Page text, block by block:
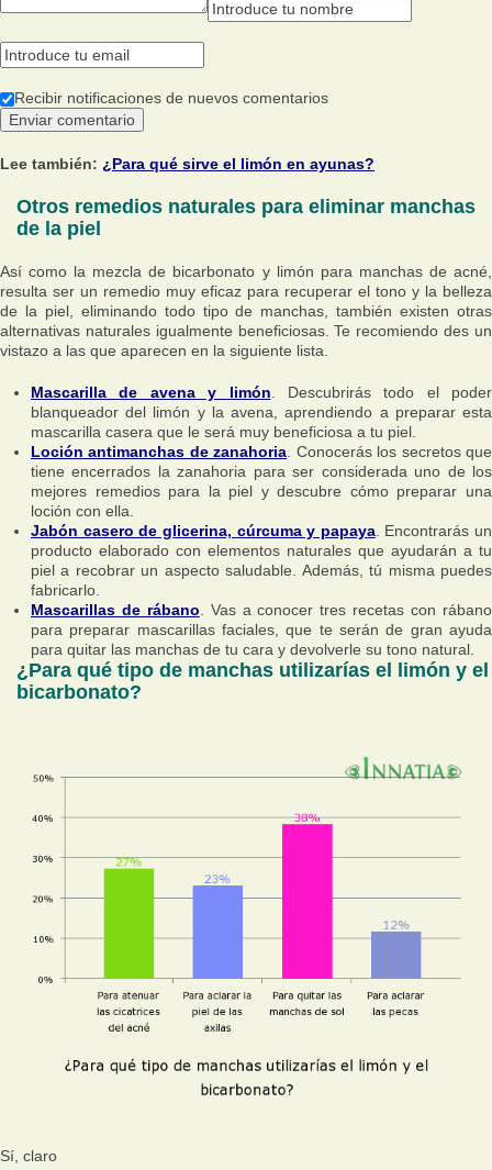
Recibir notificaciones de nuevos comentarios
Lee también: ¿Para qué sirve el limón en ayunas?
Otros remedios naturales para eliminar manchas
de la piel
Así como la mezcla de bicarbonato y limón para manchas de acné,
resulta ser un remedio muy eficaz para recuperar el tono y la belleza
de la piel, eliminando todo tipo de manchas, también existen otras
alternativas naturales igualmente beneficiosas. Te recomiendo des un
vistazo a las que aparecen en la siguiente lista.
Mascarilla de avena y limón . Descubrirás todo el poder
blanqueador del limón y la avena, aprendiendo a preparar esta
mascarilla casera que le será muy beneficiosa a tu piel.
Loción antimanchas de zanahoria . Conocerás los secretos que
tiene encerrados la zanahoria para ser considerada uno de los
mejores remedios para la piel y descubre cómo preparar una
loción con ella.
Jabón casero de glicerina, cúrcuma y papaya. Encontrarás un
producto elaborado con elementos naturales que ayudarán a tu
piel a recobrar un aspecto saludable. Además, tú misma puedes
fabricarlo.
Mascarillas de rábano . Vas a conocer tres recetas con rábano
para preparar mascarillas faciales, que te serán de gran ayuda
para quitar las manchas de tu cara y devolverle su tono natural.
¿Para qué tipo de manchas utilizarías el limón y el
bicarbonato?
Sí, claro